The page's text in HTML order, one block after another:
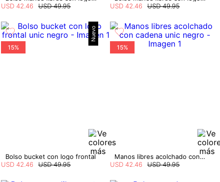
USD 49.95
USD 42 46
USD 49.95
USD 42 46
Nuevo
15%
Bolso bucket con logo frontal
USD 49.95
USD 42.46
15%
Manos libres acolchado con cadena
USD 49.95
USD 42.46